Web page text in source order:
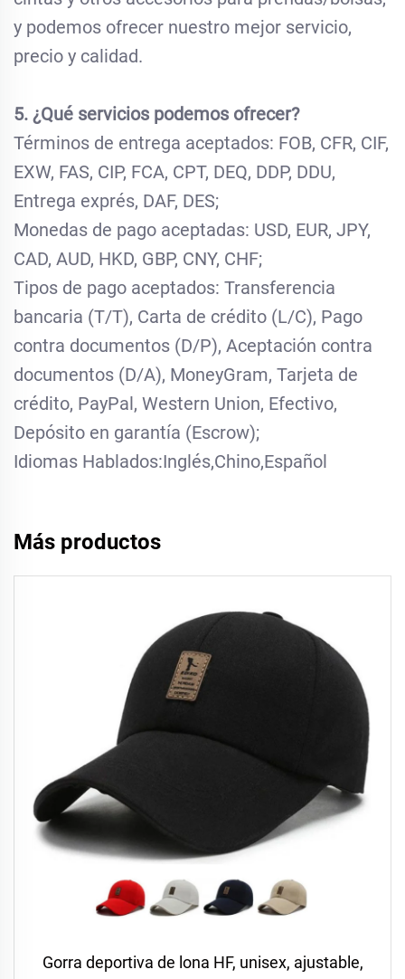
y podemos ofrecer nuestro mejor servicio,
precio y calidad.
5. ¿Qué servicios podemos ofrecer?
Términos de entrega aceptados: FOB, CFR, CIF,
EXW, FAS, CIP, FCA, CPT, DEQ, DDP, DDU,
Entrega exprés, DAF, DES;
Monedas de pago aceptadas: USD, EUR, JPY,
CAD, AUD, HKD, GBP, CNY, CHF;
Tipos de pago aceptados: Transferencia
bancaria (T/T), Carta de crédito (L/C), Pago
contra documentos (D/P), Aceptación contra
documentos (D/A), MoneyGram, Tarjeta de
crédito, PayPal, Western Union, Efectivo,
Depósito en garantía (Escrow);
Idiomas Hablados:Inglés,Chino,Español
Más productos
Gorra deportiva de lona HF, unisex, ajustable,